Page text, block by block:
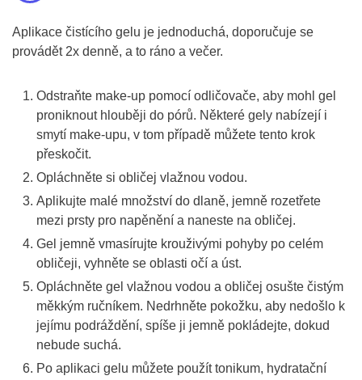
Aplikace čistícího gelu je jednoduchá, doporučuje se
provádět 2x denně, a to ráno a večer.
Odstraňte make-up pomocí odličovače, aby mohl gel
proniknout hlouběji do pórů. Některé gely nabízejí i
smytí make-upu, v tom případě můžete tento krok
přeskočit.
Opláchněte si obličej vlažnou vodou.
Aplikujte malé množství do dlaně, jemně rozetřete
mezi prsty pro napěnění a naneste na obličej.
Gel jemně vmasírujte krouživými pohyby po celém
obličeji, vyhněte se oblasti očí a úst.
Opláchněte gel vlažnou vodou a obličej osušte čistým
měkkým ručníkem. Nedrhněte pokožku, aby nedošlo k
jejímu podráždění, spíše ji jemně pokládejte, dokud
nebude suchá.
Po aplikaci gelu můžete použít tonikum, hydratační